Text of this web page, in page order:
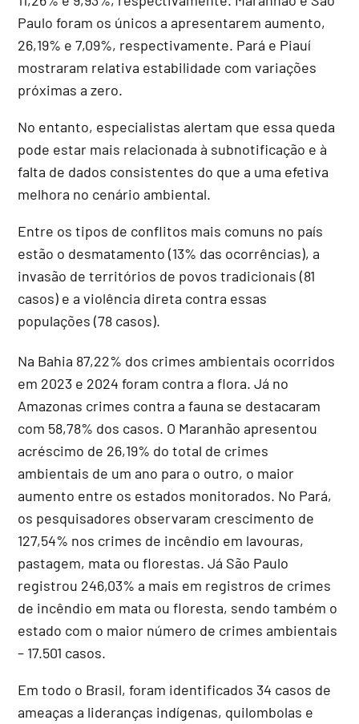
Paulo foram os únicos a apresentarem aumento,
26,19% e 7,09%, respectivamente. Pará e Piauí
mostraram relativa estabilidade com variações
próximas a zero.
No entanto, especialistas alertam que essa queda
pode estar mais relacionada à subnotificação e à
falta de dados consistentes do que a uma efetiva
melhora no cenário ambiental.
Entre os tipos de conflitos mais comuns no país
estão o desmatamento (13% das ocorrências), a
invasão de territórios de povos tradicionais (81
casos) e a violência direta contra essas
populações (78 casos).
Na Bahia 87,22% dos crimes ambientais ocorridos
em 2023 e 2024 foram contra a flora. Já no
Amazonas crimes contra a fauna se destacaram
com 58,78% dos casos. O Maranhão apresentou
acréscimo de 26,19% do total de crimes
ambientais de um ano para o outro, o maior
aumento entre os estados monitorados. No Pará,
os pesquisadores observaram crescimento de
127,54% nos crimes de incêndio em lavouras,
pastagem, mata ou florestas. Já São Paulo
registrou 246,03% a mais em registros de crimes
de incêndio em mata ou floresta, sendo também o
estado com o maior número de crimes ambientais
– 17.501 casos.
Em todo o Brasil, foram identificados 34 casos de
ameaças a lideranças indígenas, quilombolas e